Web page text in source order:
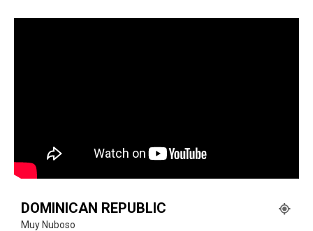
DOMINICAN REPUBLIC
Muy Nuboso